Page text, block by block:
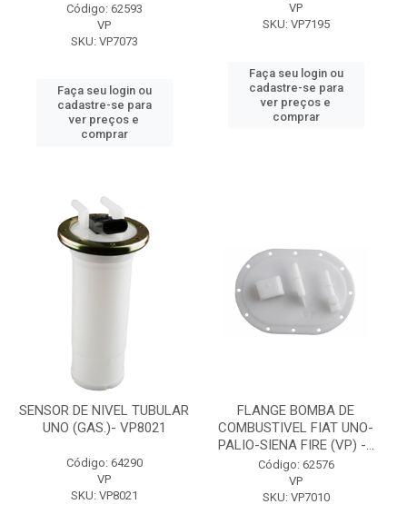
Código: 62593
VP
SKU: VP7073
Faça seu login ou
cadastre-se para
ver preços e
comprar
VP
SKU: VP7195
Faça seu login ou
cadastre-se para
ver preços e
comprar
SENSOR DE NIVEL TUBULAR
UNO (GAS.)- VP8021
Código: 64290
VP
SKU: VP8021
FLANGE BOMBA DE
COMBUSTIVEL FIAT UNO-
PALIO-SIENA FIRE (VP) -...
Código: 62576
VP
SKU: VP7010